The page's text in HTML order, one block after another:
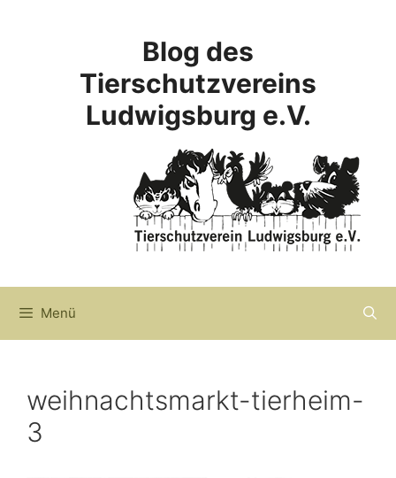
Blog des
Tierschutzvereins
Ludwigsburg e.V.
Menü
weihnachtsmarkt-tierheim-
3